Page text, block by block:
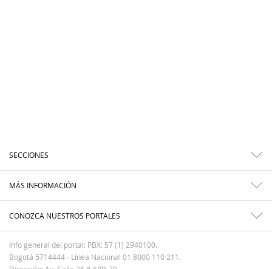
SECCIONES
MÁS INFORMACIÓN
CONOZCA NUESTROS PORTALES
Info general del portal: PBX: 57 (1) 2940100.
Bogotá 5714444 - Línea Nacional 01 8000 110 211.